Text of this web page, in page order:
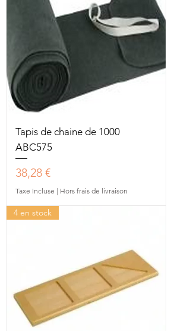
Tapis de chaine de 1000
ABC575
Prix
38,28 €
Taxe Incluse | Hors frais de livraison
4 en stock